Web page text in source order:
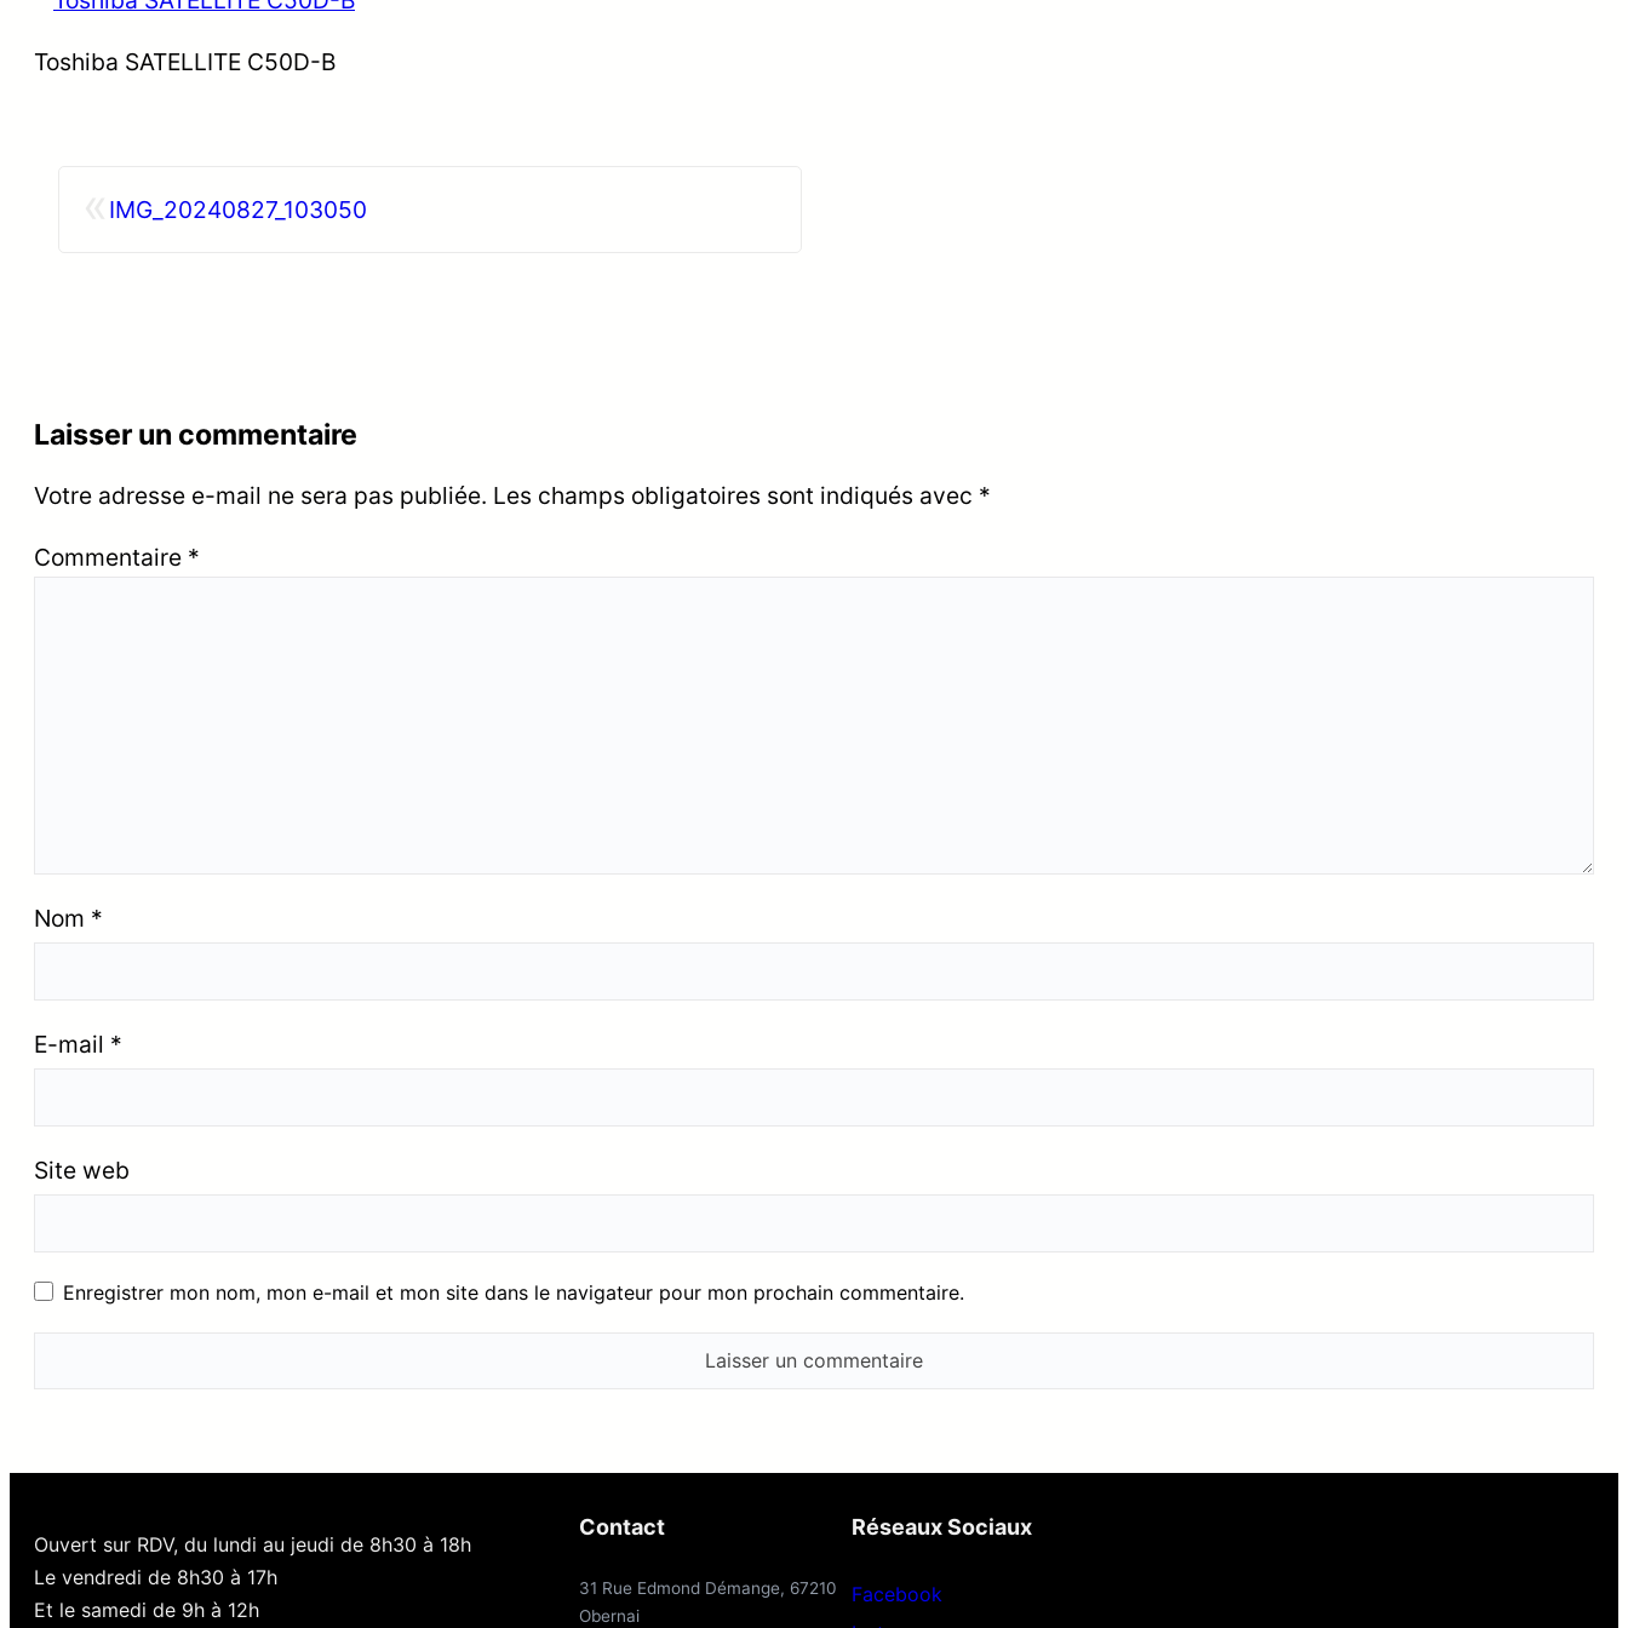
Toshiba SATELLITE C50D-B
IMG_20240827_103050
Laisser un commentaire
Votre adresse e-mail ne sera pas publiée. Les champs obligatoires sont indiqués avec *
Commentaire *
Nom *
E-mail *
Site web
Enregistrer mon nom, mon e-mail et mon site dans le navigateur pour mon prochain commentaire.
Ouvert sur RDV, du lundi au jeudi de 8h30 à 18h
Le vendredi de 8h30 à 17h
Et le samedi de 9h à 12h
Contact
31 Rue Edmond Démange, 67210
Obernai
Réseaux Sociaux
Facebook